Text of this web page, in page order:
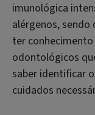
imunológica
alérgenos,
ter
odontológicos
saber identificar
cuidados